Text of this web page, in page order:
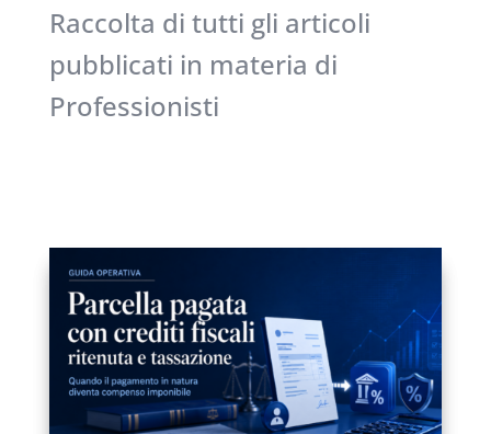
Raccolta di tutti gli articoli
pubblicati in materia di
Professionisti